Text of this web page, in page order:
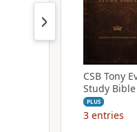
CSB Tony
Study Bible
PLUS
3 entries